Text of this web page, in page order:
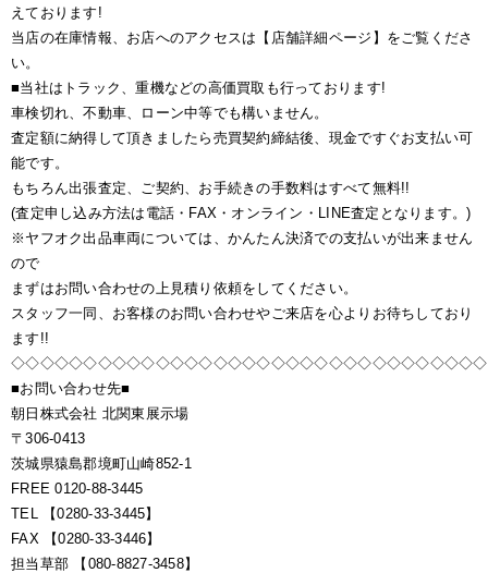
えております!
当店の在庫情報、お店へのアクセスは【店舗詳細ページ】をご覧くださ
い。
■当社はトラック、重機などの高価買取も行っております!
車検切れ、不動車、ローン中等でも構いません。
査定額に納得して頂きましたら売買契約締結後、現金ですぐお支払い可
能です。
もちろん出張査定、ご契約、お手続きの手数料はすべて無料!!
(査定申し込み方法は電話・FAX・オンライン・LINE査定となります。)
※ヤフオク出品車両については、かんたん決済での支払いが出来ません
ので
まずはお問い合わせの上見積り依頼をしてください。
スタッフ一同、お客様のお問い合わせやご来店を心よりお待ちしており
ます!!
■お問い合わせ先■
朝日株式会社 北関東展示場
〒306-0413
茨城県猿島郡境町山崎852-1
FREE 0120-88-3445
TEL 【0280-33-3445】
FAX 【0280-33-3446】
担当草部 【080-8827-3458】